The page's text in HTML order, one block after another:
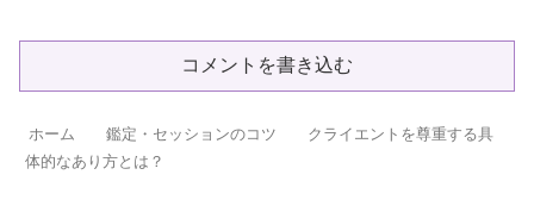
コメントを書き込む
ホーム 鑑定・セッションのコツ
クライエントを尊重する具
体的なあり方とは？